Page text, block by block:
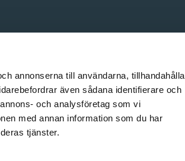
annonserna till användarna, tillhandahålla
även sådana identifierare och
och analysföretag som vi
med annan information som du har
tjänster.